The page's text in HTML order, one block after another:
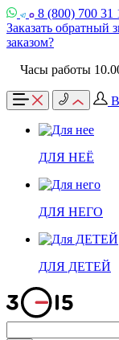
8 (800) 700 31
Заказать обратный
заказом?
Часы работы
ДЛЯ НЕЁ
ДЛЯ НЕГО
ДЛЯ ДЕТЕЙ